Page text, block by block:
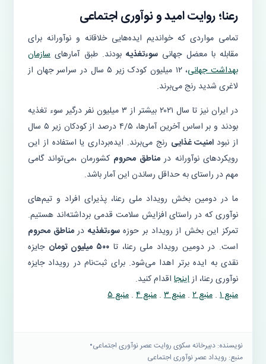
رعنا؛ روایت امید و نوآوری اجتماعی
تمامی مواردی که خواندیم ‌ایده‌هایی خلاقانه و نوآورانه برای
مقابله با معضل جهانی سوءتغذیه بودند. طبق آمارهای سازمان
بهداشت جهانی
، ۱۲ میلیون کودک زیر ۵ سال در سراسر جهان از
لاغری شدید رنج می‌برند.
در ایران نیز تا سال ۲۰۲۱ بیشتر از ۳ میلیون نفر درگیر سوء تغذیه
بودند و بر اساس آخرین آمارها، ۴/۵ درصد از کودکان زیر ۵ سال
از نبود امنیت غذایی رنج می‌برند. ایده‌برداری یا استفاده از این
رویکردهای نوآورانه درمناطق محروم کشورمان ،می‌تواند گامی
مهم در راستای به‌ حداقل‌ رساندن این آمار باشد.
ما در دومین بخش رویداد ملی رعنا، پذیرای افراد و تیم‌های
نوآوری که در راستای افزایش سلامت قدمی برداشته‌اند هستیم.
تمرکز این بخش از رویداد بر حوزهسوءتغذیه درمناطق محروم
است. در دومین رویداد ملی رعنا، تا ۵۰۰ میلیون تومان
جایزه
نقدی به ایده برتر اهدا می‌شود. برای ثبت‌نام در رویداد جایزه
نوآوری رعنا، ازاینجا اقدام کنید.
منبع ۱ . منبع ۲ . منبع ۳ . منبع ۴ . منبع ۵
نویسنده: دبيرخانه سكوى روايت عصر نوآورى اجتماعى•
منبع: رویداد عصر نوآوری اجتماعی